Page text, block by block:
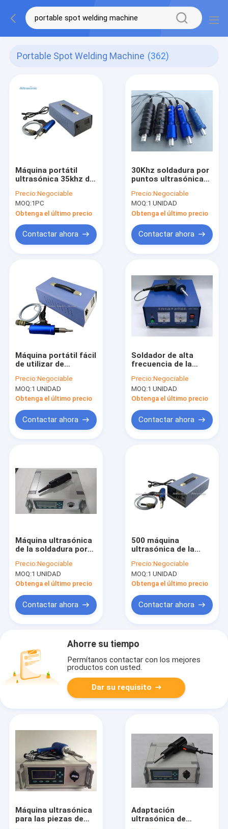
Portable Spot Welding Machine (362)
Máquina portátil
ultrasónica 35khz de
puntos para los
materiales plásticos
Precio:Negociable
MOQ:1PC
Obtenga el último precio
Contactar ahora
30Khz soldadura por
puntos ultrasónica
portátil de la
soldadura por puntos
Precio:Negociable
MOQ:1 UNIDAD
Obtenga el último precio
Contactar ahora
Máquina portátil fácil
de utilizar de
soldadura por puntos
para la lámpara de
parada montada alto
Precio:Negociable
MOQ:1 UNIDAD
Obtenga el último precio
Contactar ahora
Soldador de alta
frecuencia de la
dimensión máquina
ultrasónica de la
soldadura por puntos
Precio:Negociable
MOQ:1 UNIDAD
Obtenga el último precio
Contactar ahora
Máquina ultrasónica
de la soldadura por
diamante, soldador
de alta frecuencia 28
kilociclos
Precio:Negociable
MOQ:1 UNIDAD
Obtenga el último precio
Contactar ahora
500 máquina
ultrasónica de la
del vatio 35kHz para
el material del toldo
y de la tienda
Precio:Negociable
MOQ:1 UNIDAD
Obtenga el último precio
Contactar ahora
Ahorre su tiempo
Permítanos contactar con los mejores
productos con usted.
Dar su requisito
Máquina ultrasónica
para las piezas de
Adaptación
ultrasónica de